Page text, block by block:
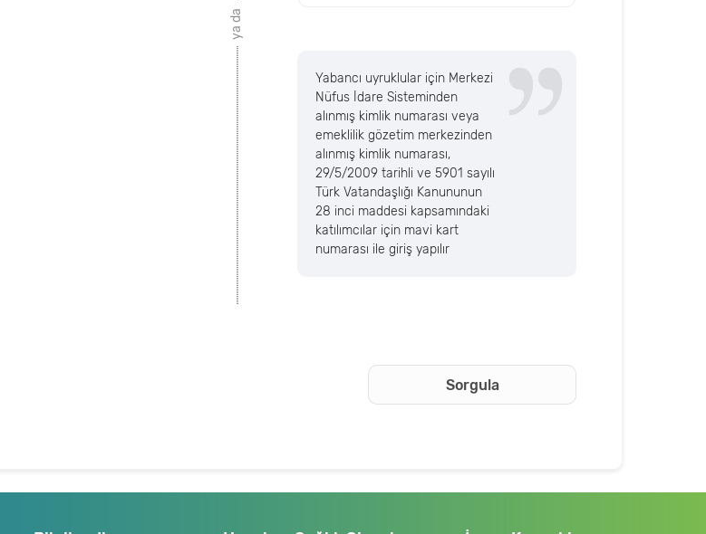
ya da
Yabancı uyruklular için Merkezi
Nüfus İdare Sisteminden
alınmış kimlik numarası veya
emeklilik gözetim merkezinden
alınmış kimlik numarası,
29/5/2009 tarihli ve 5901 sayılı
Türk Vatandaşlığı Kanununun
28 inci maddesi kapsamındaki
katılımcılar için mavi kart
numarası ile giriş yapılır
Sorgula